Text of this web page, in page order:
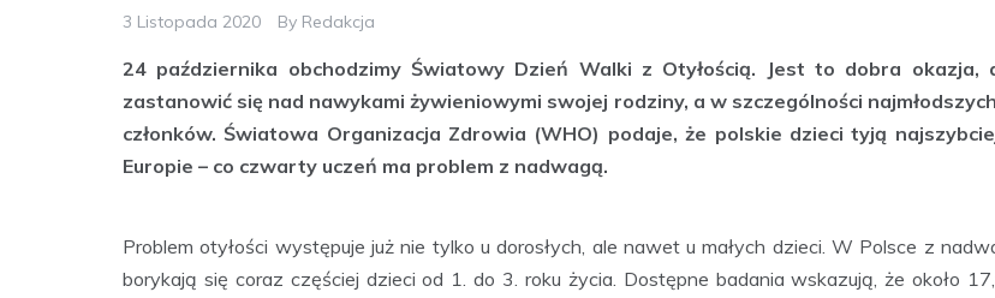
3 Listopada 2020 By Redakcja
24 października obchodzimy Światowy Dzień Walki z Otyłością. Jest to dobra okazja,
zastanowić się nad nawykami żywieniowymi swojej rodziny, a w szczególności
członków. Światowa Organizacja Zdrowia (WHO) podaje, że polskie dzieci tyją
Europie – co czwarty uczeń ma problem z nadwagą.
Problem otyłości występuje już nie tylko u dorosłych, ale nawet u małych dzieci. W Polsce z
borykają się coraz częściej dzieci od 1. do 3. roku życia. Dostępne badania wskazują, że około